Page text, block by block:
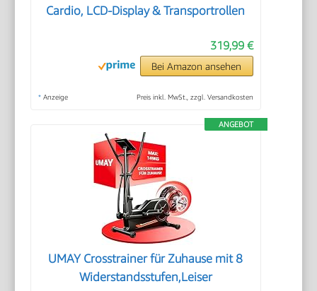
Cardio, LCD-Display & Transportrollen
319,99 €
Bei Amazon ansehen
* Anzeige Preis inkl. MwSt., zzgl. Versandkosten
ANGEBOT
UMAY Crosstrainer für Zuhause mit 8
Widerstandsstufen,Leiser